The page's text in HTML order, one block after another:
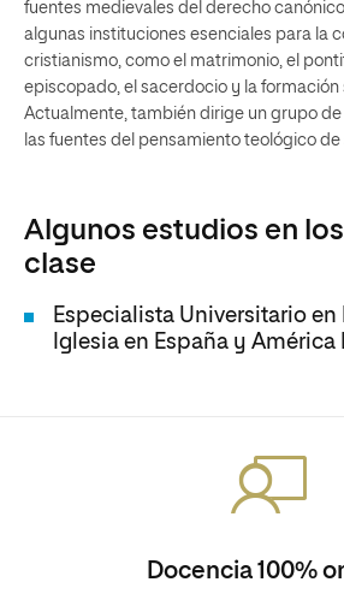
fuentes medievales del derecho
algunas instituciones esenciales para la
cristianismo, como el matrimonio, el
episcopado, el sacerdocio y la formación
Actualmente, también dirige un grupo
las fuentes del pensamiento teológico de
Algunos estudios en
clase
Especialista Universitario en
Iglesia en España y América
Docencia 100%